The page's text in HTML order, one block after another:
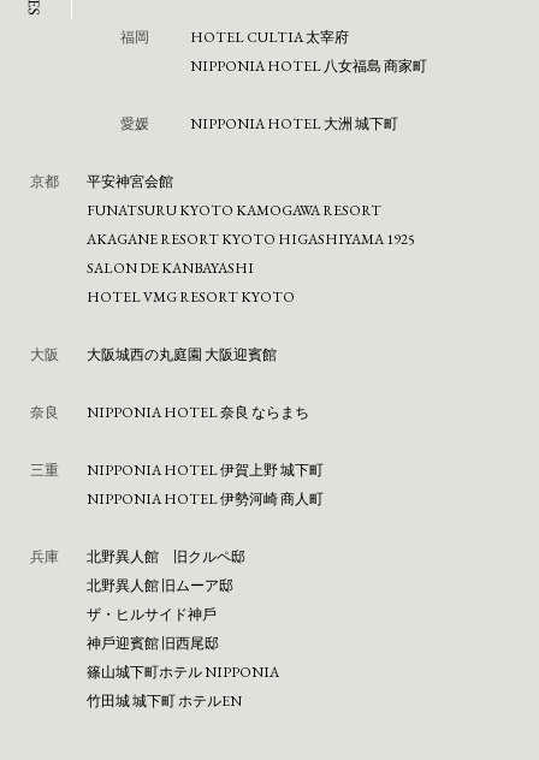
福岡
HOTEL CULTIA 太宰府
NIPPONIA HOTEL 八女福島 商家町
愛媛 NIPPONIA HOTEL 大洲 城下町
京都
平安神宮会館
FUNATSURU KYOTO KAMOGAWA RESORT
AKAGANE RESORT KYOTO HIGASHIYAMA 1925
SALON DE KANBAYASHI
HOTEL VMG RESORT KYOTO
大阪 ⼤阪城⻄の丸庭園 ⼤阪迎賓館
奈良 NIPPONIA HOTEL 奈良 ならまち
三重
NIPPONIA HOTEL 伊賀上野 城下町
NIPPONIA HOTEL 伊勢河崎 商人町
兵庫
北野異人館 旧クルペ邸
北野異人館 旧ムーア邸
ザ・ヒルサイド神⼾
神⼾迎賓館 旧⻄尾邸
篠⼭城下町ホテル NIPPONIA
⽵⽥城 城下町 ホテルEN